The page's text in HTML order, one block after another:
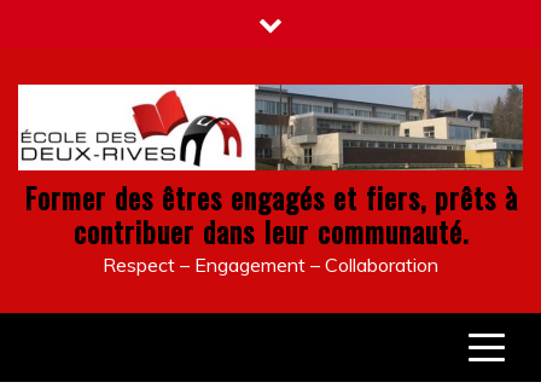
content
Former des êtres engagés et fiers, prêts à
contribuer dans leur communauté.
Respect – Engagement – Collaboration